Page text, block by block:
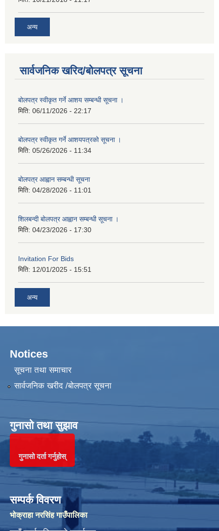
अन्य
सार्वजनिक खरिद/बोलपत्र सूचना
बोलपत्र स्वीकृत गर्ने आशय सम्बन्धी सूचना ।
मिति: 06/11/2026 - 22:17
बोलपत्र स्वीकृत गर्ने आशयपत्रको सूचना ।
मिति: 05/26/2026 - 11:34
बोलपत्र आह्वान सम्बन्धी सूचना
मिति: 04/28/2026 - 11:01
शिलबन्दी बोलपत्र आह्वान सम्बन्धी सूचना ।
मिति: 04/23/2026 - 17:30
Invitation For Bids
मिति: 12/01/2025 - 15:51
अन्य
Notices
सूचना तथा समाचार
सार्वजनिक खरीद /बोलपत्र सूचना
गुनासो तथा सुझाव
गुनासो दर्ता गर्नुहोस्
सम्पर्क विवरण
भोक्राहा नरसिंह गाउँपालिका